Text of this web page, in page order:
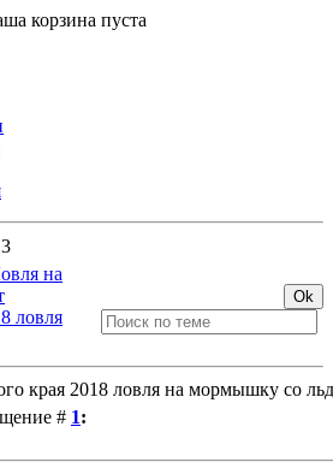
корзина пуста
3
на
ловля
края 2018 ловля на мормышку со
# 1: